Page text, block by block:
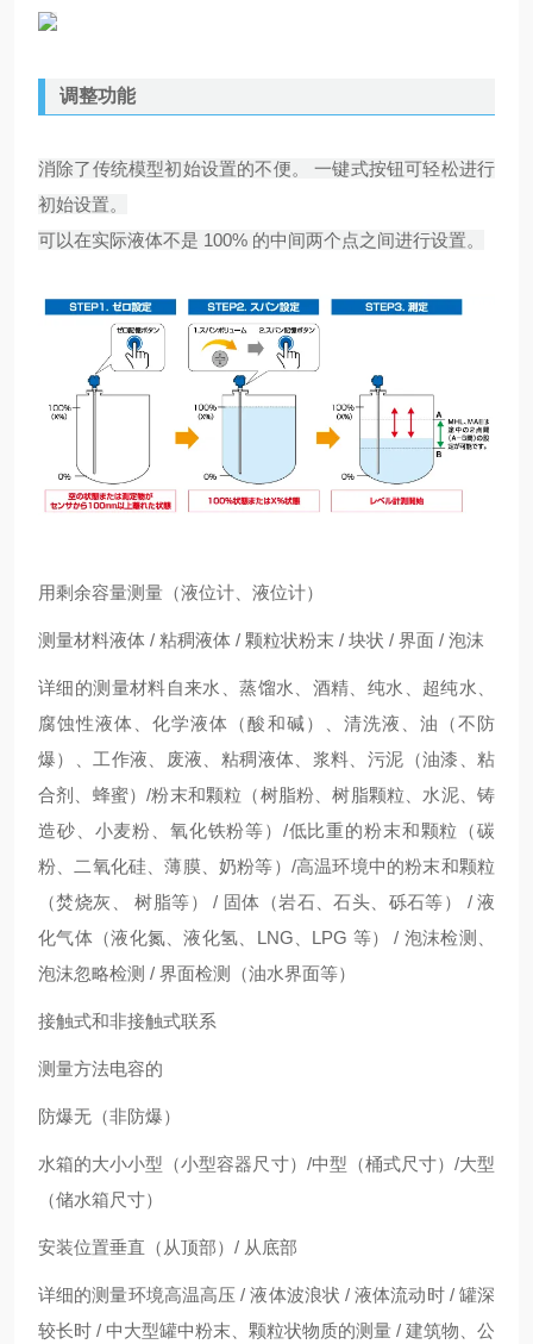
调整功能
消除了传统模型初始设置的不便。 一键式按钮可轻松进行
初始设置。
可以在实际液体不是 100% 的中间两个点之间进行设置。
用剩余容量测量（液位计、液位计）
测量材料液体 / 粘稠液体 / 颗粒状粉末 / 块状 / 界面 / 泡沫
详细的测量材料自来水、蒸馏水、酒精、纯水、超纯水、
腐蚀性液体、化学液体（酸和碱）、清洗液、油（不防
爆）、工作液、废液、粘稠液体、浆料、污泥（油漆、粘
合剂、蜂蜜）/粉末和颗粒（树脂粉、树脂颗粒、水泥、铸
造砂、小麦粉、氧化铁粉等）/低比重的粉末和颗粒（碳
粉、二氧化硅、薄膜、奶粉等）/高温环境中的粉末和颗粒
（焚烧灰、 树脂等） / 固体（岩石、石头、砾石等） / 液
化气体（液化氮、液化氢、LNG、LPG 等） / 泡沫检测、
泡沫忽略检测 / 界面检测（油水界面等）
接触式和非接触式联系
测量方法电容的
防爆无（非防爆）
水箱的大小小型（小型容器尺寸）/中型（桶式尺寸）/大型
（储水箱尺寸）
安装位置垂直（从顶部）/ 从底部
详细的测量环境高温高压 / 液体波浪状 / 液体流动时 / 罐深
较长时 / 中大型罐中粉末、颗粒状物质的测量 / 建筑物、公